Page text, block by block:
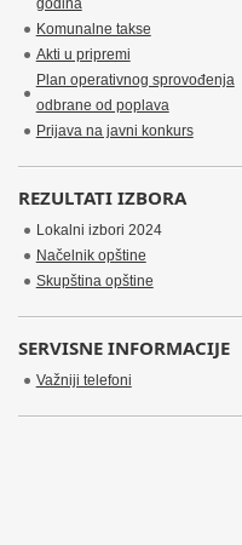
godina
Komunalne takse
Akti u pripremi
Plan operativnog sprovođenja
odbrane od poplava
Prijava na javni konkurs
REZULTATI IZBORA
Lokalni izbori 2024
Načelnik opštine
Skupština opštine
SERVISNE INFORMACIJE
Važniji telefoni